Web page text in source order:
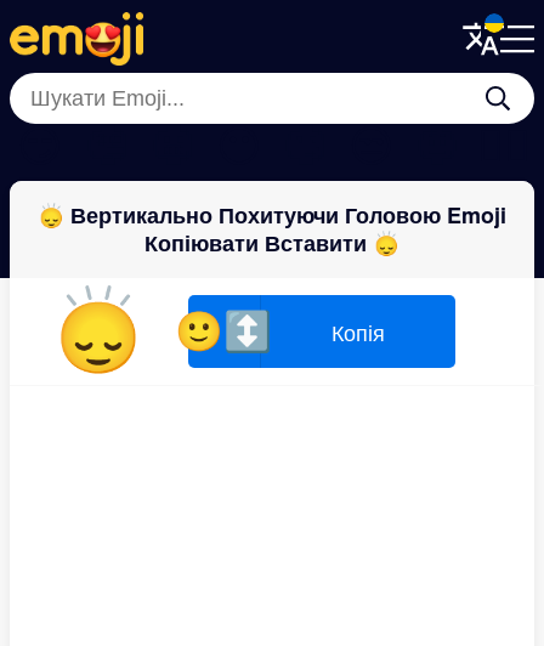
Menu
Close
Menu
Close
🙂‍↕️ Вертикально Похитуючи Головою Emoji
Копіювати Вставити 🙂‍↕️
🙂‍↕️ 🙂‍↕️ Копія